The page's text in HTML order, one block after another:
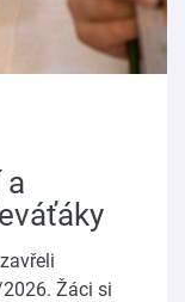
a
Žáci si